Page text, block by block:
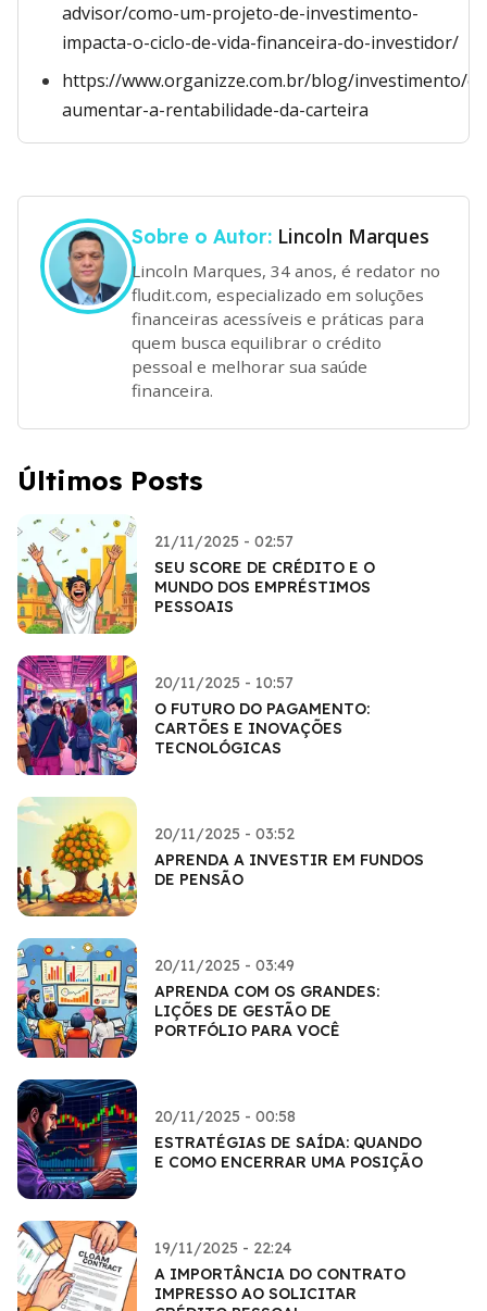
advisor/como-um-projeto-de-investimento-
impacta-o-ciclo-de-vida-financeira-do-investidor/
https://www.organizze.com.br/blog/investimento/
aumentar-a-rentabilidade-da-carteira
Sobre o Autor: Lincoln Marques
Lincoln Marques, 34 anos, é redator no
fludit.com, especializado em soluções
financeiras acessíveis e práticas para
quem busca equilibrar o crédito
pessoal e melhorar sua saúde
financeira.
Últimos Posts
21/11/2025 - 02:57
SEU SCORE DE CRÉDITO E O
MUNDO DOS EMPRÉSTIMOS
PESSOAIS
20/11/2025 - 10:57
O FUTURO DO PAGAMENTO:
CARTÕES E INOVAÇÕES
TECNOLÓGICAS
20/11/2025 - 03:52
APRENDA A INVESTIR EM FUNDOS
DE PENSÃO
20/11/2025 - 03:49
APRENDA COM OS GRANDES:
LIÇÕES DE GESTÃO DE
PORTFÓLIO PARA VOCÊ
20/11/2025 - 00:58
ESTRATÉGIAS DE SAÍDA: QUANDO
E COMO ENCERRAR UMA POSIÇÃO
19/11/2025 - 22:24
A IMPORTÂNCIA DO CONTRATO
IMPRESSO AO SOLICITAR